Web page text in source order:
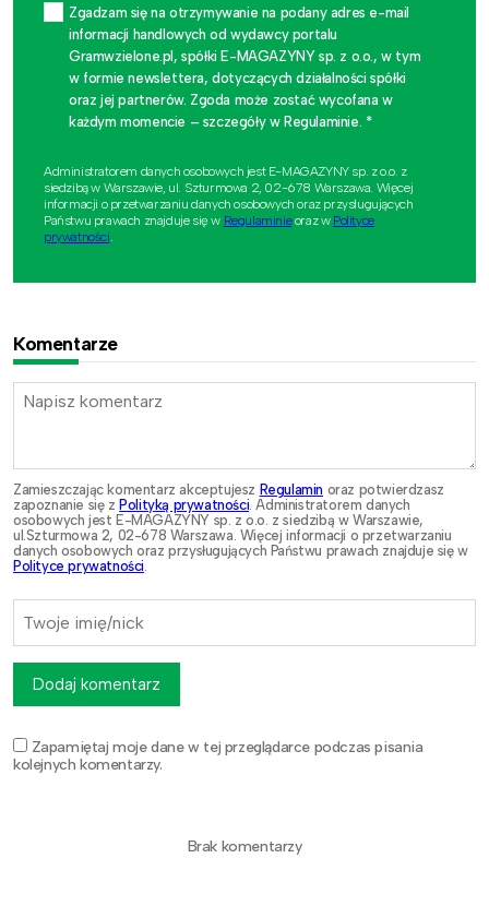
Zgadzam się na otrzymywanie na podany adres e-mail
informacji handlowych od wydawcy portalu
Gramwzielone.pl, spółki E-MAGAZYNY sp. z o.o., w tym
w formie newslettera, dotyczących działalności spółki
oraz jej partnerów. Zgoda może zostać wycofana w
każdym momencie – szczegóły w Regulaminie. *
Administratorem danych osobowych jest E-MAGAZYNY sp. z o.o. z
siedzibą w Warszawie, ul. Szturmowa 2, 02-678 Warszawa. Więcej
informacji o przetwarzaniu danych osobowych oraz przysługujących
Państwu prawach znajduje się w Regulaminieoraz w Polityce
prywatności
Komentarze
Zamieszczając komentarz akceptujesz Regulamin oraz potwierdzasz
zapoznanie się z Polityką prywatności. Administratorem danych
osobowych jest E-MAGAZYNY sp. z o.o. z siedzibą w Warszawie,
ul.Szturmowa 2, 02-678 Warszawa. Więcej informacji o przetwarzaniu
danych osobowych oraz przysługujących Państwu prawach znajduje się w
Polityce prywatności.
Zapamiętaj moje dane w tej przeglądarce podczas pisania
kolejnych komentarzy.
Dodaj komentarz
Brak komentarzy